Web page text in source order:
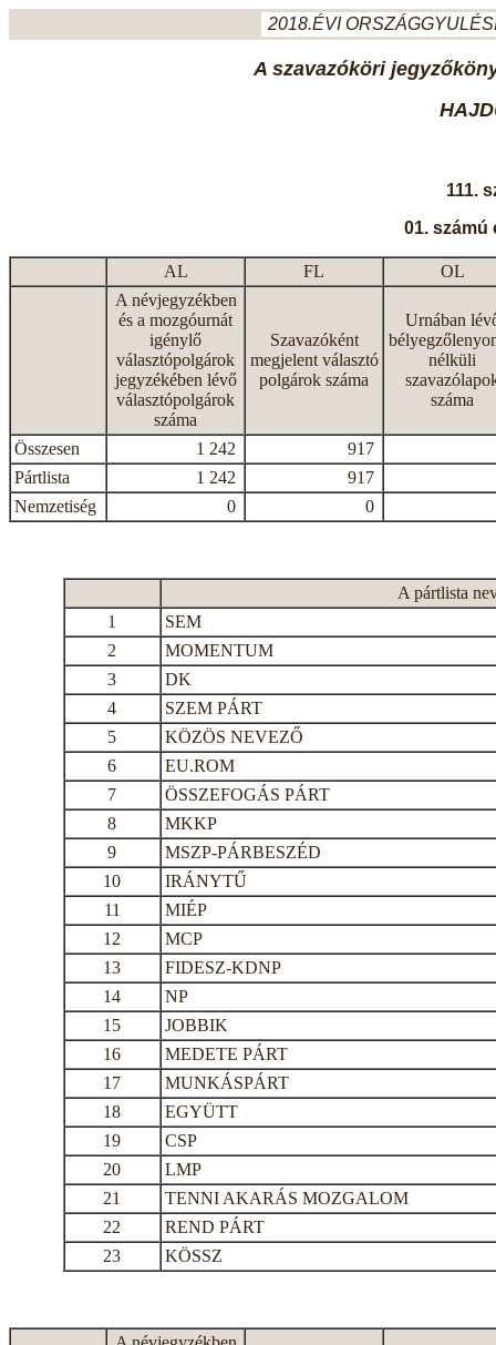
2018.ÉVI
A szavazóköri
111.
01. számú
AL FL
OL
A névjegyzékben
és a mozgóurnát
igénylő
választópolgárok
jegyzékében lévő
választópolgárok
száma
Szavazóként
megjelent választó
polgárok száma
Urnában
nélküli
száma
Összesen 1 242
917
Pártlista
1 242
917
Nemzetiség
0 0
A pártlista
1
SEM
2
MOMENTUM
3
DK
4
SZEM PÁRT
5
KÖZÖS NEVEZŐ
6
EU.ROM
7
ÖSSZEFOGÁS PÁRT
8
MKKP
9
MSZP-PÁRBESZÉD
10
IRÁNYTŰ
11
MIÉP
12
MCP
13
FIDESZ-KDNP
14
NP
15
JOBBIK
16
MEDETE PÁRT
17
MUNKÁSPÁRT
18
EGYÜTT
19
CSP
20
LMP
21
TENNI AKARÁS MOZGALOM
22
REND PÁRT
23
KÖSSZ